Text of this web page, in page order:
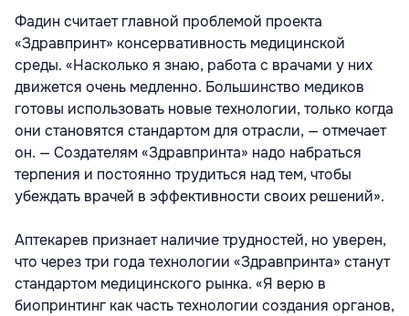
Фадин считает главной проблемой проекта
«Здравпринт» консервативность медицинской
среды. «Насколько я знаю, работа с врачами у них
движется очень медленно. Большинство медиков
готовы использовать новые технологии, только когда
они становятся стандартом для отрасли, — отмечает
он. — Создателям «Здравпринта» надо набраться
терпения и постоянно трудиться над тем, чтобы
убеждать врачей в эффективности своих решений».
Аптекарев признает наличие трудностей, но уверен,
что через три года технологии «Здравпринта» станут
стандартом медицинского рынка. «Я верю в
биопринтинг как часть технологии создания органов,